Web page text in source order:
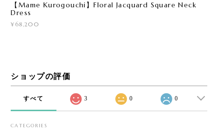
【Mame Kurogouchi】Floral Jacquard Square Neck
Dress
¥68,200
ショップの評価
すべて 3 0 0
CATEGORIES